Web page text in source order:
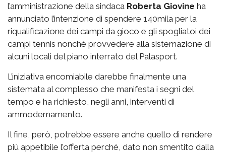
l’amministrazione della sindaca Roberta Giovine ha
annunciato l’intenzione di spendere 140mila per la
riqualificazione dei campi da gioco e gli spogliatoi dei
campi tennis nonché provvedere alla sistemazione di
alcuni locali del piano interrato del Palasport.
L’iniziativa encomiabile darebbe finalmente una
sistemata al complesso che manifesta i segni del
tempo e ha richiesto, negli anni, interventi di
ammodernamento.
Il fine, però, potrebbe essere anche quello di rendere
più appetibile l’offerta perché, dato non smentito dalla